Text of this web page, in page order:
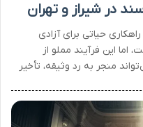
در شیراز و تهران
حیاتی برای آزادی
اما این فرآیند مملو از
منجر به رد وثیقه، تأخیر